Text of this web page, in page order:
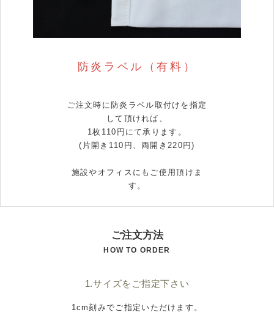
ご注文方法
HOW TO ORDER
1.サイズをご指定下さい
1cm刻みでご指定いただけます。
防炎ラベル（有料）
ご注文時に防炎ラベル取付けを指定
して頂ければ、
1枚110円にて承ります。
(片開き110円、両開き220円)
施設やオフィスにもご使用頂けま
す。